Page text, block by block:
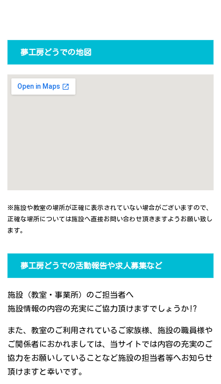
夢工房どうでの地図
※施設や教室の場所が正確に表示されていない場合がございますので、
正確な場所については施設へ直接お問い合わせ頂きますようお願い致し
ます。
夢工房どうでの活動報告や求人募集など
施設（教室・事業所）のご担当者へ
施設情報の内容の充実にご協力頂けますでしょうか!?
また、教室のご利用されているご家族様、施設の職員様や
ご関係者におかれましては、当サイトでは内容の充実のご
協力をお願いしていることなど施設の担当者等へお知らせ
頂けますと幸いです。